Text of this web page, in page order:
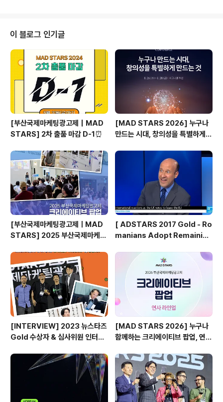
제광고제의 참관 포인트 중 하나인 세미나!부산국제광고제
가 열리는 3일간 진행될 세미나에는 국내외 유명 광고인들
이 참여한답니다.최근 광고계 동향은 물론 세계 광고 전문
가들의 경험과 노하우 등 많은 내용을 다룰 예정입니다. 한
국어로는 중국 제일 펑타이 박세환 부사장, 다음소프트 송
길영 부사장, 우아한 형제들 김봉진 대표의 강연을..
이 블로그 인기글
[부산국제마케팅광고제｜MAD
STARS] 2차 출품 마감 D-1⏰
[MAD STARS 2026] 누구나
만드는 시대, 창의성을 특별하게
[부산국제마케팅광고제ㅣMAD
STARS] 2025 부산국제마케팅
기
[ ADSTARS 2017 Gold - Ro
manians Adopt Remainian
[INTERVIEW] 2023 뉴스타즈
Gold 수상자 & 심사위원 인터뷰
[MAD STARS 2026] 누구나
함께하는 크리에이티브 팝업, 연사